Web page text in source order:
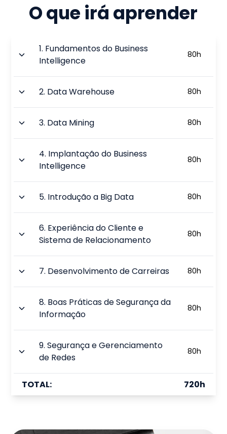
O que irá aprender
1. Fundamentos do Business
Intelligence
80h
2. Data Warehouse 80h
3. Data Mining 80h
4. Implantação do Business
Intelligence
80h
5. Introdução a Big Data 80h
6. Experiência do Cliente e
Sistema de Relacionamento
80h
7. Desenvolvimento de Carreiras 80h
8. Boas Práticas de Segurança da
Informação
80h
9.Segurança e Gerenciamento
de Redes
80h
TOTAL: 720h